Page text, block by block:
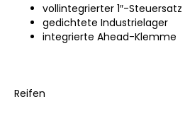
vollintegrierter 1″-Steuersatz
gedichtete Industrielager
integrierte Ahead-Klemme
Reifen